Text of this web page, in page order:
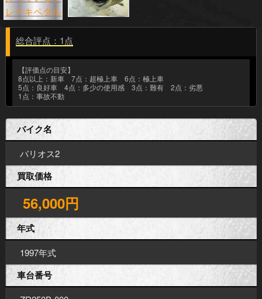
総合評点：1点
【評価点の目安】
8点以上：新車 7点：超極上車 6点：極上車
5点：良好車 4点：多少の使用感 3点：難有 2点：劣悪
1点：事故不動
バイク名
バリオス2
買取価格
56,000円
年式
1997年式
車台番号